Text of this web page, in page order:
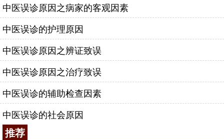
中医误诊原因之病家的客观因素
中医误诊的护理原因
中医误诊原因之辨证致误
中医误诊原因之治疗致误
中医误诊的辅助检查因素
中医误诊的社会原因
推荐